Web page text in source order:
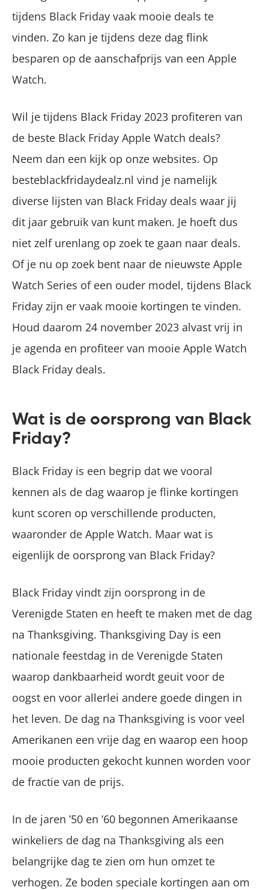
tijdens Black Friday vaak mooie deals te
vinden. Zo kan je tijdens deze dag flink
besparen op de aanschafprijs van een Apple
Watch.
Wil je tijdens Black Friday 2023 profiteren van
de beste Black Friday Apple Watch deals?
Neem dan een kijk op onze websites. Op
besteblackfridaydealz.nl vind je namelijk
diverse lijsten van Black Friday deals waar jij
dit jaar gebruik van kunt maken. Je hoeft dus
niet zelf urenlang op zoek te gaan naar deals.
Of je nu op zoek bent naar de nieuwste Apple
Watch Series of een ouder model, tijdens Black
Friday zijn er vaak mooie kortingen te vinden.
Houd daarom 24 november 2023 alvast vrij in
je agenda en profiteer van mooie Apple Watch
Black Friday deals.
Wat is de oorsprong van Black
Friday?
Black Friday is een begrip dat we vooral
kennen als de dag waarop je flinke kortingen
kunt scoren op verschillende producten,
waaronder de Apple Watch. Maar wat is
eigenlijk de oorsprong van Black Friday?
Black Friday vindt zijn oorsprong in de
Verenigde Staten en heeft te maken met de dag
na Thanksgiving. Thanksgiving Day is een
nationale feestdag in de Verenigde Staten
waarop dankbaarheid wordt geuit voor de
oogst en voor allerlei andere goede dingen in
het leven. De dag na Thanksgiving is voor veel
Amerikanen een vrije dag en waarop een hoop
mooie producten gekocht kunnen worden voor
de fractie van de prijs.
In de jaren ’50 en ’60 begonnen Amerikaanse
winkeliers de dag na Thanksgiving als een
belangrijke dag te zien om hun omzet te
verhogen. Ze boden speciale kortingen aan om